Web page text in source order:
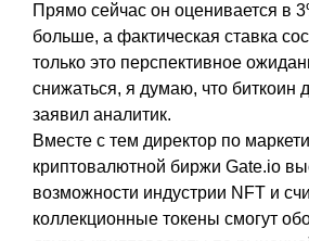
Прямо сейчас он оценивается в
больше, а фактическая ставка
только это перспективное
снижаться, я думаю, что биткоин
заявил аналитик.
Вместе с тем директор по
криптовалютной биржи Gate.io
возможности индустрии NFT и
коллекционные токены смогут